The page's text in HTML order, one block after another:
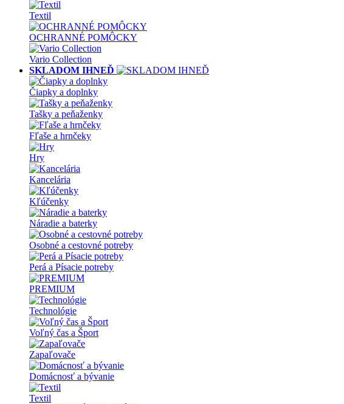
Textil
OCHRANNÉ POMÔCKY
Vario Collection
SKLADOM IHNEĎ
Čiapky a doplnky
Tašky a peňaženky
Fľaše a hrnčeky
Hry
Kancelária
Kľúčenky
Náradie a baterky
Osobné a cestovné potreby
Perá a Písacie potreby
PREMIUM
Technológie
Voľný čas a Šport
Zapaľovače
Domácnosť a bývanie
Textil